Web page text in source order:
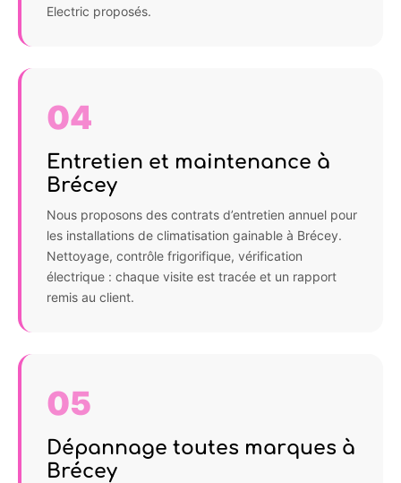
Electric proposés.
04
Entretien et maintenance à
Brécey
Nous proposons des contrats d’entretien annuel pour
les installations de climatisation gainable à Brécey.
Nettoyage, contrôle frigorifique, vérification
électrique : chaque visite est tracée et un rapport
remis au client.
05
Dépannage toutes marques à
Brécey